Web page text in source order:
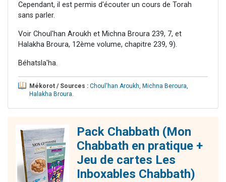
Cependant, il est permis d'écouter un cours de Torah
sans parler.
Voir Choul'han Aroukh et Michna Broura 239, 7, et
Halakha Broura, 12ème volume, chapitre 239, 9).
Béhatsla'ha.
Mékorot / Sources : Choul'han Aroukh, Michna Beroura,
Halakha Broura.
Pack Chabbath (Mon
Chabbath en pratique +
Jeu de cartes Les
Inboxables Chabbath)